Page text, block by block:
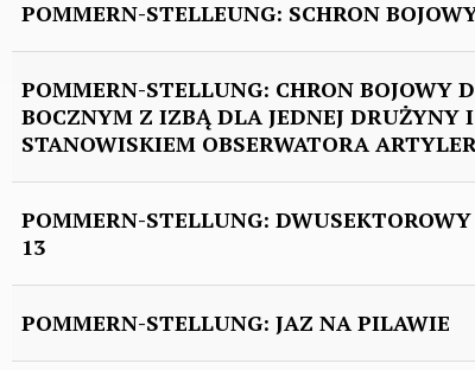
POMMERN-STELLEUNG: SCHRON
POMMERN-STELLUNG: CHRON BOJOWY
BOCZNYM Z IZBĄ DLA JEDNEJ DRUŻYNY
STANOWISKIEM OBSERWATORA
POMMERN-STELLUNG:
13
POMMERN-STELLUNG: JAZ NA PILAWIE